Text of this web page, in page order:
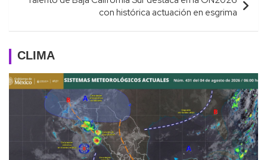
con histórica actuación en esgrima
CLIMA